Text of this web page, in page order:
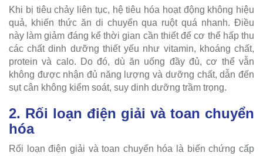
Khi bị tiêu chảy liên tục, hệ tiêu hóa hoạt động không hiệu
quả, khiến thức ăn di chuyển qua ruột quá nhanh. Điều
này làm giảm đáng kể thời gian cần thiết để cơ thể hấp thu
các chất dinh dưỡng thiết yếu như vitamin, khoáng chất,
protein và calo. Do đó, dù ăn uống đầy đủ, cơ thể vẫn
không được nhận đủ năng lượng và dưỡng chất, dẫn đến
sụt cân không kiểm soát, suy dinh dưỡng trầm trọng.
2. Rối loạn điện giải và toan chuyển
hóa
Rối loạn điện giải và toan chuyển hóa là biến chứng cấp